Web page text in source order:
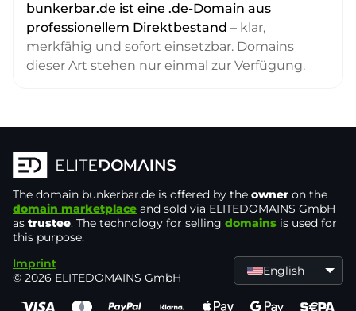
bunkerbar.de ist eine .de-Domain aus
professionellem Direktbestand – klar,
merkfähig und sofort einsetzbar. Domains
dieser Art stehen nur einmal zur Verfügung.
The domain bunkerbar.de is offered by the owner on the
domain marketplace and sold via ELITEDOMAINS GmbH
as trustee. The technology for selling domains is used for
this purpose.
Imprint
© 2026 ELITEDOMAINS GmbH
English